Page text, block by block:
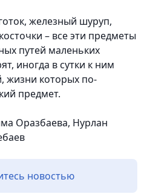
железный шуруп,
– все эти предметы
путей маленьких
иногда в сутки к ним
жизни которых по-
предмет.
Оразбаева, Нурлан
новостью